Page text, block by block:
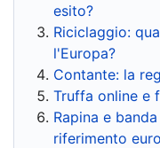
esito?
Riciclaggio:
l'Europa?
Contante: la
Truffa online e
Rapina e
riferimento